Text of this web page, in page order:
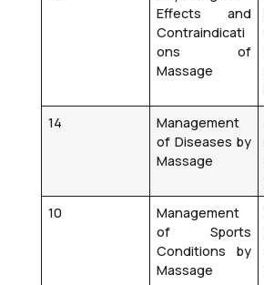
Effects and
Contraindicati
ons of
Massage
14
Management
of Diseases by
Massage
10
Management
of Sports
Conditions by
Massage